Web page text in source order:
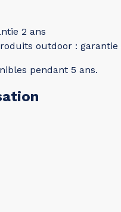
2 ans
outdoor :
pendant 5 ans.